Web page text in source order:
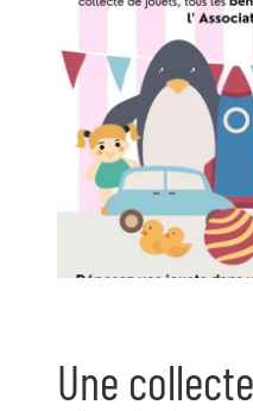
Une